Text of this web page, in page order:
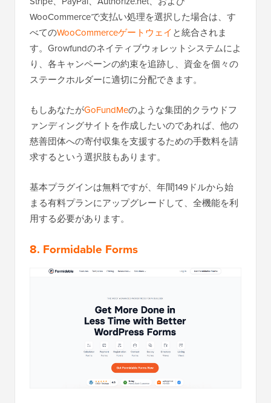
WooCommerceで支払い処理を選択した場合は、す
べてのWooCommerceゲートウェイと統合されま
す。Growfundのネイティブウォレットシステムによ
り、各キャンペーンの約束を追跡し、資金を個々の
ステークホルダーに適切に分配できます。
もしあなたがGoFundMeのような集団的クラウドフ
ァンディングサイトを作成したいのであれば、他の
慈善団体への寄付収集を支援するための手数料を請
求するという選択肢もあります。
基本プラグインは無料ですが、年間149ドルから始
まる有料プランにアップグレードして、全機能を利
用する必要があります。
8. Formidable Forms